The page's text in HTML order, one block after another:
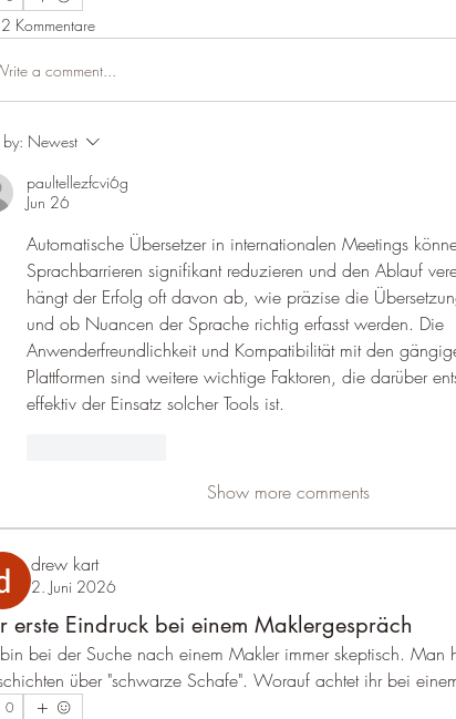
2 Kommentare
a comment...
Newest
paultellezfcvi6g
Jun 26
Automatische Übersetzer in internationalen Meetings
Sprachbarrieren signifikant reduzieren und den Ablauf
hängt der Erfolg oft davon ab, wie präzise die
und ob Nuancen der Sprache richtig erfasst werden. Die
Anwenderfreundlichkeit und Kompatibilität mit den
Plattformen sind weitere wichtige Faktoren, die darüber
effektiv der Einsatz solcher Tools ist.
Show more comments
drew kart
2. Juni 2026
erste Eindruck bei einem Maklergespräch
bei der Suche nach einem Makler immer skeptisch. Man
über "schwarze Schafe". Worauf achtet ihr bei
0